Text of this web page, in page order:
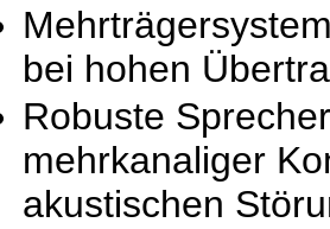
bei hohen
Robuste
mehrkanaliger
akustischen